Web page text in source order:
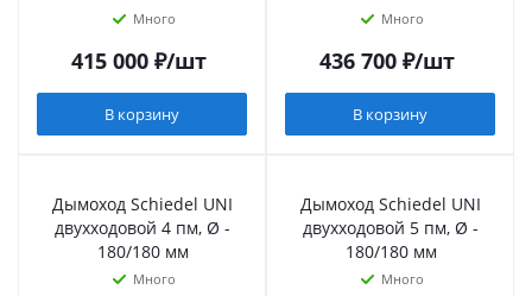
Много
415 000₽/шт
В корзину
Много
436 700₽/шт
В корзину
Дымоход Schiedel UNI
двухходовой 4 пм, Ø -
180/180 мм
Много
Дымоход Schiedel UNI
двухходовой 5 пм, Ø -
180/180 мм
Много